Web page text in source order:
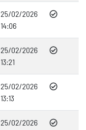
25/02/2026
14:06
25/02/2026
13:21
25/02/2026
13:13
25/02/2026